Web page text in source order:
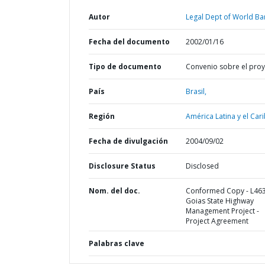
Autor Legal Dept of World
Fecha del documento 2002/01/16
Tipo de documento Convenio sobre el
País Brasil,
Región América Latina y el
Fecha de divulgación 2004/09/02
Disclosure Status Disclosed
Nom. del doc.
Conformed Copy -
Goias State Highway
Management Project -
Project Agreement
Palabras clave